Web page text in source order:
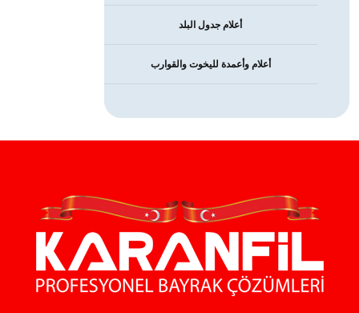
أعلام جدول البلد
أعلام وأعمدة لليخوت والقوارب